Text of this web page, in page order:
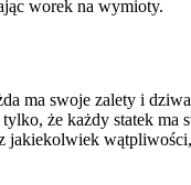
worek na wymioty.
ma swoje zalety i
że każdy statek